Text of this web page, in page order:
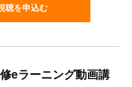
聴を申込む
eラーニング動画講